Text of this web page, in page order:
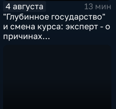
4 августа
13 мин
"Глубинное государство"
и смена курса: эксперт - о
причинах